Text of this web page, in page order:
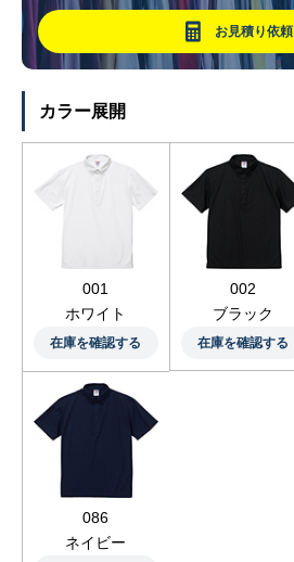
お見積り依頼
カラー展開
001
ホワイト
在庫を確認する
002
ブラック
在庫を確認する
086
ネイビー